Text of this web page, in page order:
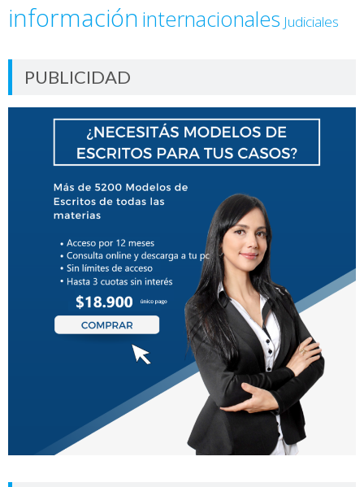
información internacionales Judiciales
PUBLICIDAD